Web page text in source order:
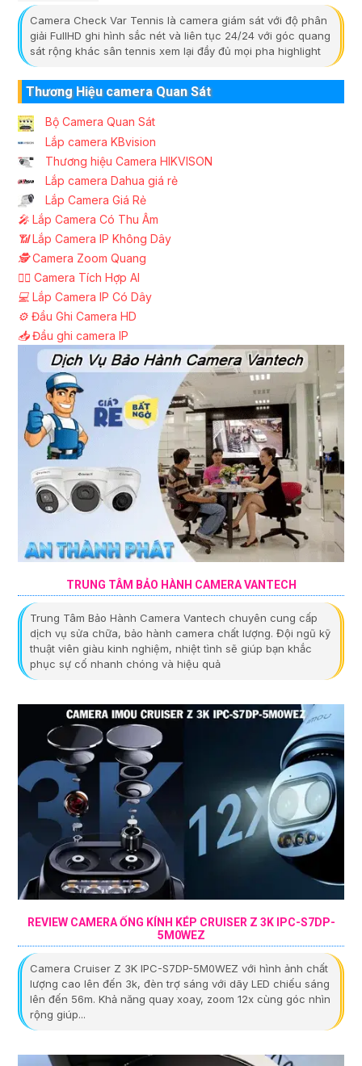
Camera Check Var Tennis là camera giám sát với độ phân
giải FullHD ghi hình sắc nét và liên tục 24/24 với góc quang
sát rộng khác sân tennis xem lại đầy đủ mọi pha highlight
Thương Hiệu camera Quan Sát
Bộ Camera Quan Sát
Lắp camera KBvision
Thương hiệu Camera HIKVISON
Lắp camera Dahua giá rẻ
Lắp Camera Giá Rẻ
️🎤️ Lắp Camera Có Thu Âm
📶Lắp Camera IP Không Dây
🕵️Camera Zoom Quang
🧛‍♀️ Camera Tích Hợp AI
💻 Lắp Camera IP Có Dây
⚙️ Đầu Ghi Camera HD
📥Đầu ghi camera IP
TRUNG TÂM BẢO HÀNH CAMERA VANTECH
Trung Tâm Bảo Hành Camera Vantech chuyên cung cấp
dịch vụ sửa chữa, bảo hành camera chất lượng. Đội ngũ kỹ
thuật viên giàu kinh nghiệm, nhiệt tình sẽ giúp bạn khắc
phục sự cố nhanh chóng và hiệu quả
REVIEW CAMERA ỐNG KÍNH KÉP CRUISER Z 3K IPC-S7DP-
5M0WEZ
Camera Cruiser Z 3K IPC-S7DP-5M0WEZ với hình ảnh chất
lượng cao lên đến 3k, đèn trợ sáng với dãy LED chiếu sáng
lên đến 56m. Khả năng quay xoay, zoom 12x cùng góc nhìn
rộng giúp...